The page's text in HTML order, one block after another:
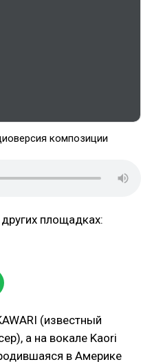
композиции
площадках:
(известный
а на вокале Kaori
в Америке